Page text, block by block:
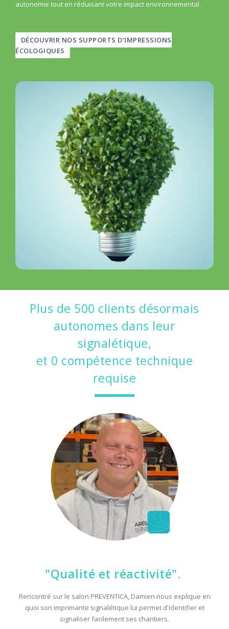
autonomie tout en réduisant votre impact environnemental.
DÉCOUVRIR NOS SUPPORTS D’IMPRESSIONS
ÉCOLOGIQUES
Plus de 500 clients désormais
autonomes dans leur
signalétique,
et 0 compétence technique
requise
"Qualité et réactivité".
Rencontré sur le salon PREVENTICA, Damien nous explique en
quoi son imprimante signalétique lui permet d'identifier et
signaliser facilement ses chantiers.